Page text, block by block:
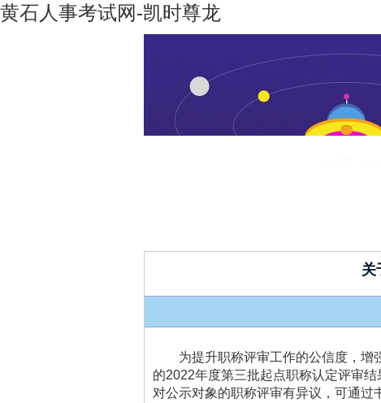
黄石人事考试网-凯时尊龙
关
为提升职称评审工作的公信度，
的2022年度第三批起点职称认定评审
对公示对象的职称评审有异议，可通